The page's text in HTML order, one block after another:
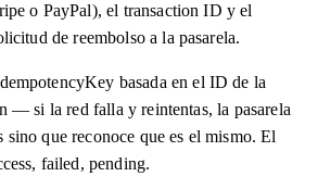
o PayPal), el transaction ID y el
de reembolso a la pasarela.
basada en el ID de la
— si la red falla y reintentas, la pasarela
sino que reconoce que es el mismo. El
failed, pending.